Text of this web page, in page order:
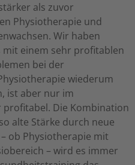
als zuvor
Physiotherapie und
Wir haben
mit einem sehr profitablen
bei der
wiederum
ist aber nur im
Die Kombination
alte Stärke durch neue
ob Physiotherapie mit
– wird es immer